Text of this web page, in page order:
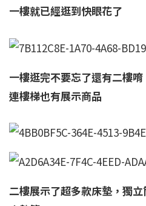
一樓就已經逛到快眼花了
一樓逛完不要忘了還有二樓
連樓梯也有展示商品
二樓展示了超多款床墊，獨